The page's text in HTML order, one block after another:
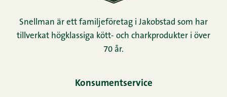
Snellman är ett familjeföretag i Jakobstad som har
tillverkat högklassiga kött- och charkprodukter i över
70 år.
Konsumentservice